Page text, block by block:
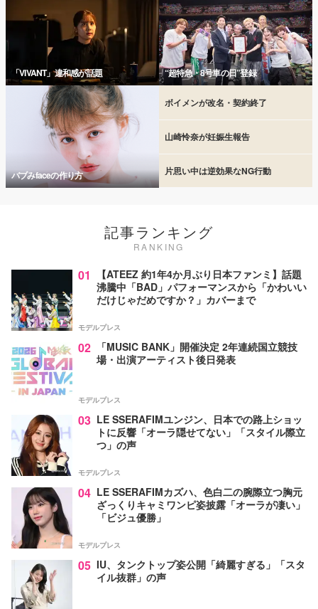
「VIVANT」違和感が話題 “超特急・8号車の日”登録
バブみfaceの作り方
ボイメンが改名・契約終了
山崎怜奈が妊娠生報告
片思い中は逆効果なNG行動
記事ランキング
RANKING
01
【ATEEZ 約1年4か月ぶり日本ファンミ】話題
沸騰中「BAD」パフォーマンスから「かわいい
だけじゃだめですか？」カバーまで
モデルプレス
02
「MUSIC BANK」開催決定 2年連続国立競技
場・出演アーティスト後日発表
モデルプレス
03 LE SSERAFIMユンジン、日本での路上ショッ
トに反響「オーラ隠せてない」「スタイル際立
つ」の声
モデルプレス
04 LE SSERAFIMカズハ、色白二の腕際立つ胸元
ざっくりキャミワンピ姿披露「オーラが凄い」
「ビジュ優勝」
モデルプレス
05 IU、タンクトップ姿公開「綺麗すぎる」「スタ
イル抜群」の声